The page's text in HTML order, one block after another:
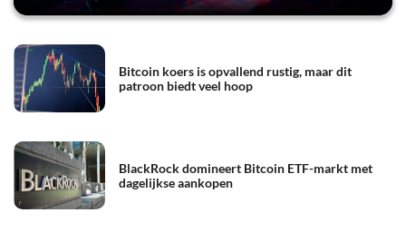
Bitcoin koers is opvallend rustig, maar dit
patroon biedt veel hoop
BlackRock domineert Bitcoin ETF-markt met
dagelijkse aankopen